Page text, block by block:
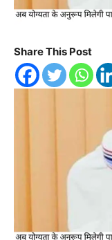
Share This Post